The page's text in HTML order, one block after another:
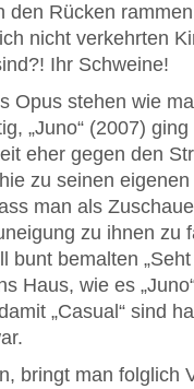
den Rücken
nicht verkehrten
Ihr Schweine!
Opus stehen wie
„Juno“ (2007)
eher gegen den
zu seinen
man als
zu ihnen zu
bunt bemalten
Haus, wie es
„Casual“ sind
bringt man folglich